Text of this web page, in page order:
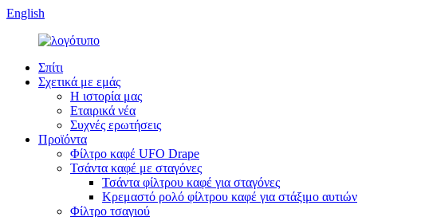
English
Σπίτι
Σχετικά με εμάς
Η ιστορία μας
Εταιρικά νέα
Συχνές ερωτήσεις
Προϊόντα
Φίλτρο καφέ UFO Drape
Τσάντα καφέ με σταγόνες
Τσάντα φίλτρου καφέ για σταγόνες
Κρεμαστό ρολό φίλτρου καφέ για στάξιμο αυτιών
Φίλτρο τσαγιού